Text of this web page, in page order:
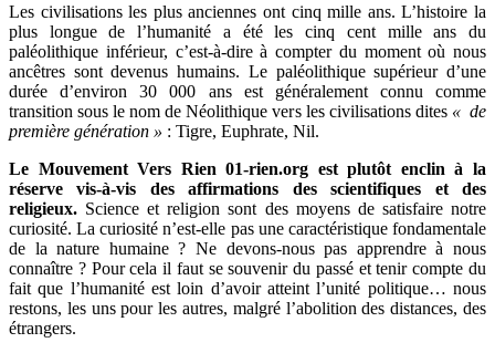
Les civilisations les plus anciennes ont cinq mille ans. L’histoire la
plus longue de l’humanité a été les cinq cent mille ans du
paléolithique inférieur, c’est-à-dire à compter du moment où nous
ancêtres sont devenus humains. Le paléolithique supérieur d’une
durée d’environ 30 000 ans est généralement connu comme
transition sous le nom de Néolithique vers les civilisations dites « de
première génération » : Tigre, Euphrate, Nil.
Le Mouvement Vers Rien 01-rien.org est plutôt enclin à la
réserve vis-à-vis des affirmations des scientifiques et des
religieux. Science et religion sont des moyens de satisfaire notre
curiosité. La curiosité n’est-elle pas une caractéristique fondamentale
de la nature humaine ? Ne devons-nous pas apprendre à nous
connaître ? Pour cela il faut se souvenir du passé et tenir compte du
fait que l’humanité est loin d’avoir atteint l’unité politique… nous
restons, les uns pour les autres, malgré l’abolition des distances, des
étrangers.